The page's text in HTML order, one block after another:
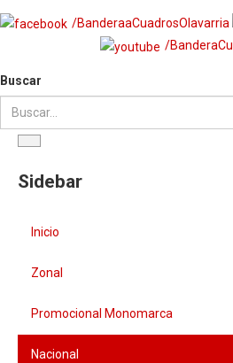
/BanderaaCuadrosOlavarria
/
Buscar
Sidebar
Inicio
Zonal
Promocional Monomarca
Nacional